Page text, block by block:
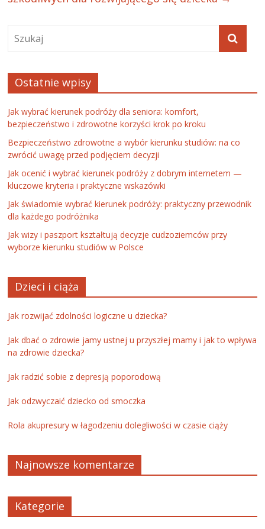
Ostatnie wpisy
Jak wybrać kierunek podróży dla seniora: komfort,
bezpieczeństwo i zdrowotne korzyści krok po kroku
Bezpieczeństwo zdrowotne a wybór kierunku studiów: na co
zwrócić uwagę przed podjęciem decyzji
Jak ocenić i wybrać kierunek podróży z dobrym internetem —
kluczowe kryteria i praktyczne wskazówki
Jak świadomie wybrać kierunek podróży: praktyczny przewodnik
dla każdego podróżnika
Jak wizy i paszport kształtują decyzje cudzoziemców przy
wyborze kierunku studiów w Polsce
Dzieci i ciąża
Jak rozwijać zdolności logiczne u dziecka?
Jak dbać o zdrowie jamy ustnej u przyszłej mamy i jak to wpływa
na zdrowie dziecka?
Jak radzić sobie z depresją poporodową
Jak odzwyczaić dziecko od smoczka
Rola akupresury w łagodzeniu dolegliwości w czasie ciąży
Najnowsze komentarze
Kategorie